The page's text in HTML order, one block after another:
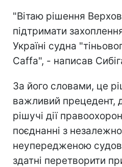
"Вітаю рішення
підтримати
Україні судна
Caffa", - написав
За його словами, це
важливий
рішучі дії
поєднанні з
неупередженою
здатні перетворити